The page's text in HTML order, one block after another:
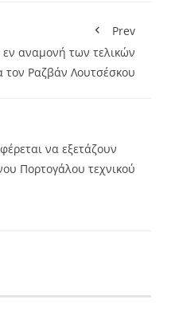
Prev
αναμονή των τελικών
Ραζβάν Λουτσέσκου
να εξετάζουν
Πορτογάλου τεχνικού